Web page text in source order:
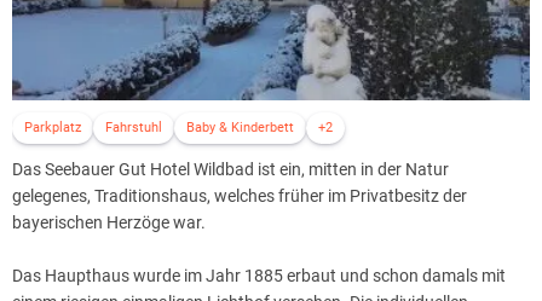
Parkplatz Fahrstuhl Baby & Kinderbett +2
Das Seebauer Gut Hotel Wildbad ist ein, mitten in der Natur
gelegenes, Traditionshaus, welches früher im Privatbesitz der
bayerischen Herzöge war.
Das Haupthaus wurde im Jahr 1885 erbaut und schon damals mit